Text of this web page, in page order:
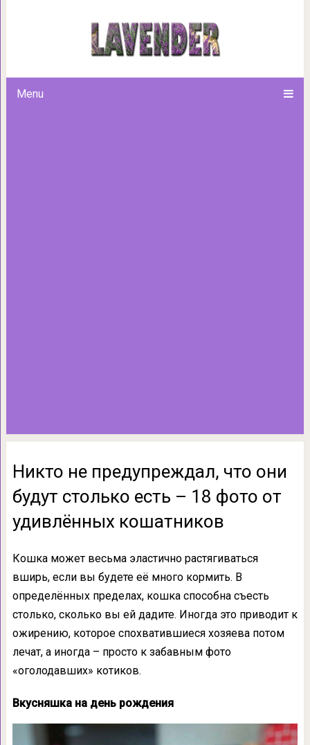
Menu
Никто не предупреждал, что
фото от
Никто не предупреждал, что они
будут столько есть – 18 фото от
удивлённых кошатников
Кошка может весьма эластично растягиваться
вширь, если вы будете её много кормить. В
определённых пределах, кошка способна съесть
столько, сколько вы ей дадите. Иногда это приводит к
ожирению, которое спохватившиеся хозяева потом
лечат, а иногда – просто к забавным фото
«оголодавших» котиков.
Вкусняшка на день рождения